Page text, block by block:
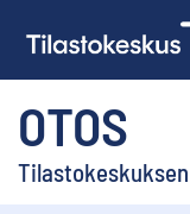
OTOS